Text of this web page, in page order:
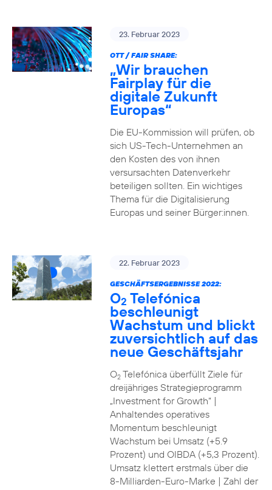
23. Februar 2023
OTT / FAIR SHARE:
„Wir brauchen
Fairplay für die
digitale Zukunft
Europas“
Die EU-Kommission will prüfen, ob
sich US-Tech-Unternehmen an
den Kosten des von ihnen
versursachten Datenverkehr
beteiligen sollten. Ein wichtiges
Thema für die Digitalisierung
Europas und seiner Bürger:innen.
22. Februar 2023
GESCHÄFTSERGEBNISSE 2022:
O2 Telefónica
beschleunigt
Wachstum und blickt
zuversichtlich auf das
neue Geschäftsjahr
O2Telefónica überfüllt Ziele für
dreijähriges Strategieprogramm
„Investment for Growth“ |
Anhaltendes operatives
Momentum beschleunigt
Wachstum bei Umsatz (+5.9
Prozent) und OIBDA (+5,3 Prozent).
Umsatz klettert erstmals über die
8-Milliarden-Euro-Marke | Zahl der